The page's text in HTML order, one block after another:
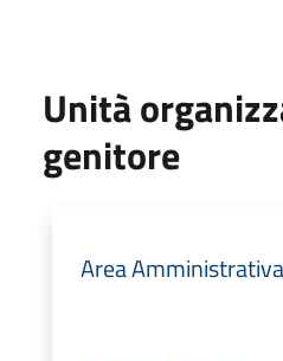
Unità
genitore
Area Amministrativa